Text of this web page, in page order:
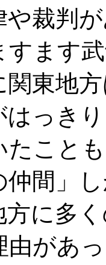
や裁判
すます
関東地
はっき
たこと
仲間」
方に多
由があ